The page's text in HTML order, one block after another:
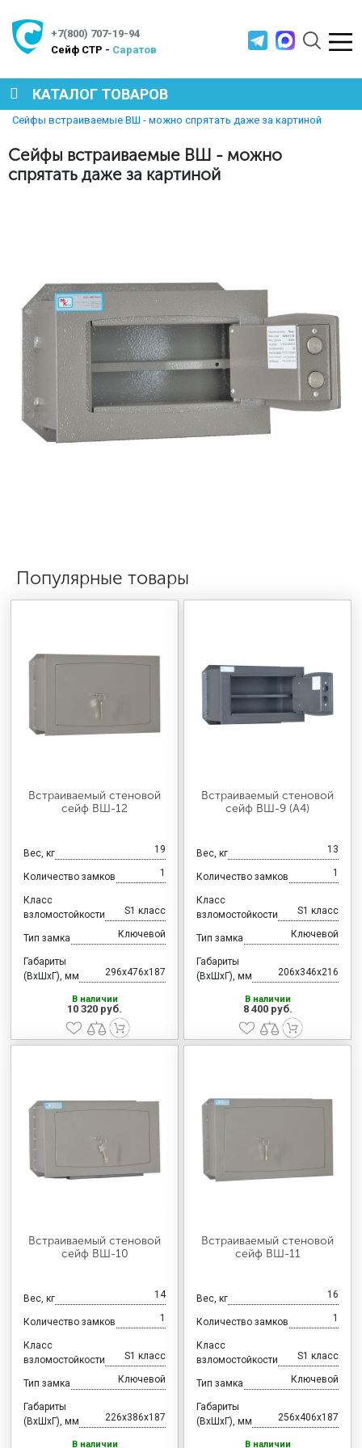
+7(800) 707-19-94
Cейф СТР - Саратов
КАТАЛОГ ТОВАРОВ
ПРОИЗВОДСТВЕННАЯ МЕБЕЛЬ
МЕДИЦИНСКАЯ МЕБЕЛЬ
СИСТЕМЫ ХРАНЕНИЯ
СТАЛЬНЫЕ ДВЕРИ
Главная
Полезная информация
Сейфы встраиваемые ВШ - можно спрятать даже за картиной
Сейфы встраиваемые ВШ - можно
спрятать даже за картиной
Популярные товары
Встраиваемый стеновой
сейф ВШ-12
Вес, кг 19
Количество замков 1
Класс
взломостойкости
S1 класс
Тип замка Ключевой
Габариты
(ВхШхГ), мм
296x476x187
В наличии
10 320 руб.
Встраиваемый стеновой
сейф ВШ-9 (А4)
Вес, кг 13
Количество замков 1
Класс
взломостойкости
S1 класс
Тип замка Ключевой
Габариты
(ВхШхГ), мм
206x346x216
В наличии
8 400 руб.
Встраиваемый стеновой
сейф ВШ-10
Вес, кг 14
Количество замков 1
Класс
взломостойкости
S1 класс
Тип замка Ключевой
Габариты
(ВхШхГ), мм
226x386x187
В наличии
Встраиваемый стеновой
сейф ВШ-11
Вес, кг 16
Количество замков 1
Класс
взломостойкости
S1 класс
Тип замка Ключевой
Габариты
(ВхШхГ), мм
256x406x187
В наличии